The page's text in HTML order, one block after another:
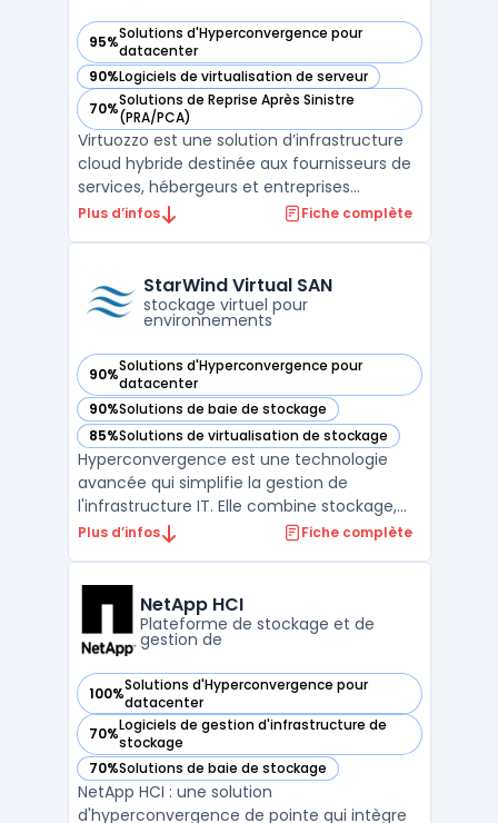
95%Solutions d'Hyperconvergence pour
datacenter
— voir Virtuozzo dans cette catégorie
90%Logiciels de virtualisation de serveur
— voir Virtuozzo dans cette catégorie
70%Solutions de Reprise Après Sinistre
(PRA/PCA)
— voir Virtuozzo dans cette catégorie
Virtuozzo est une solution d’infrastructure
cloud hybride destinée aux fournisseurs de
services, hébergeurs et entreprises
recherchant une plateforme flexible pour
combinaison de technologies de
Plus d’infos Fiche complète
StarWind Virtual SAN
stockage virtuel pour
environnements
90%Solutions d'Hyperconvergence pour
datacenter
— voir StarWind Virtual SAN dans cette catégorie
90%Solutions de baie de stockage
— voir StarWind Virtual SAN dans cette catégorie
85%Solutions de virtualisation de stockage
— voir StarWind Virtual SAN dans cette catégorie
Hyperconvergence est une technologie
avancée qui simplifie la gestion de
l'infrastructure IT. Elle combine stockage,
réseau et traitement en une seule
permet de virtualiser les clusters de
serveurs et de les transforme ...
Plus d’infos Fiche complète
NetApp HCI
Plateforme de stockage et de
gestion de
100%Solutions d'Hyperconvergence pour
datacenter
— voir NetApp HCI dans cette catégorie
70%Logiciels de gestion d'infrastructure de
stockage
— voir NetApp HCI dans cette catégorie
70%Solutions de baie de stockage
— voir NetApp HCI dans cette catégorie
NetApp HCI : une solution
d'hyperconvergence de pointe qui intègre